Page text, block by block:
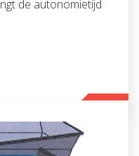
de autonomietijd